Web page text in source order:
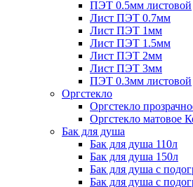
ПЭТ 0.5мм листовой
Лист ПЭТ 0.7мм
Лист ПЭТ 1мм
Лист ПЭТ 1.5мм
Лист ПЭТ 2мм
Лист ПЭТ 3мм
ПЭТ 0.3мм листовой
Оргстекло
Оргстекло
Оргстекло матовое
Бак для душа
Бак для душа 110л
Бак для душа 150л
Бак для душа с
Бак для душа с